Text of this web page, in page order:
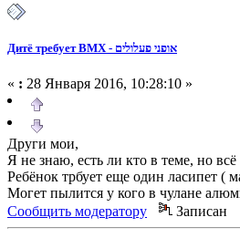
Дитё требует BMX - אופני פעלולים
« : 28 Января 2016, 10:28:10 »
Други мои,
Я не знаю, есть ли кто в теме, но
Ребёнок трбует еще один ласипет
Могет пылится у кого в чулане
Сообщить модератору
Записан